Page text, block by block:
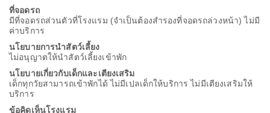
ที่จอดรถ
มีที่จอดรถส่วนตัวที่โรงแรม (จำเป็นต้องสำรองที่จอดรถล่วงหน้า) ไม่มี
ค่าบริการ
นโยบายการนำสัตว์เลี้ยง
ไม่อนุญาตให้นำสัตว์เลี้ยงเข้าพัก
นโยบายเกี่ยวกับเด็กและเตียงเสริม
เด็กทุกวัยสามารถเข้าพักได้ ไม่มีเปลเด็กให้บริการ ไม่มีเตียงเสริมให้
บริการ
ข้อคิดเห็นโรงแรม